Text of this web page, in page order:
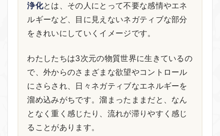
浄化とは、その人にとって不要な感情やエネ
ルギーなど、目に見えないネガティブな部分
をきれいにしていくイメージです。
わたしたちは3次元の物質世界に生きているの
で、外からのさまざまな欲望やコントロール
にさらされ、日々ネガティブなエネルギーを
溜め込みがちです。溜まったままだと、なん
となく重く感じたり、流れが滞りやすく感じ
ることがあります。